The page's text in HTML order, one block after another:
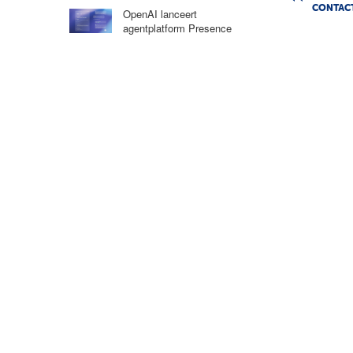
OpenAI lanceert
agentplatform Presence